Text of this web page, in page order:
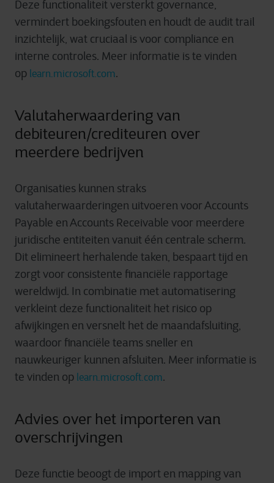
Deze functionaliteit versterkt governance,
vermindert boekingsfouten en houdt de audit trail
inzichtelijk, wat cruciaal is voor compliance en
interne controles. Meer informatie is te vinden
op learn.microsoft.com.
Valutaherwaardering van
debiteuren/crediteuren over
meerdere bedrijven
Organisaties kunnen straks
valutaherwaarderingen uitvoeren voor Accounts
Payable en Accounts Receivable voor meerdere
juridische entiteiten vanuit één centrale scherm.
Dit elimineert herhalende taken, bespaart tijd en
zorgt voor consistente financiële rapportage
wereldwijd. In combinatie met automatisering
verkleint deze functionaliteit het risico op
afwijkingen en versnelt het de maandafsluiting,
waardoor financiële teams sneller en
nauwkeuriger kunnen afsluiten. Meer informatie is
te vinden op learn.microsoft.com.
Advies over het importeren van
overschrijvingen
Deze functie beoogt de import en mapping van